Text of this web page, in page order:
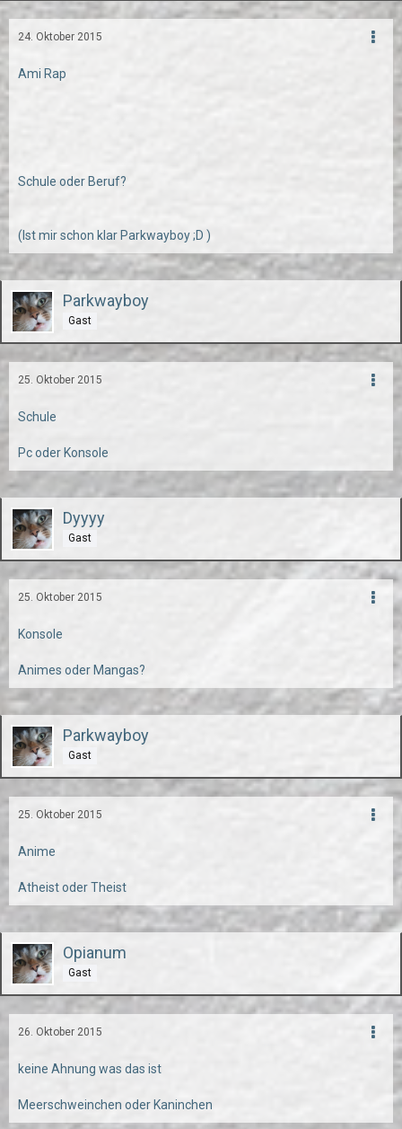
24. Oktober 2015
Ami Rap
Schule oder Beruf?
(Ist mir schon klar Parkwayboy ;D )
Parkwayboy
Gast
25. Oktober 2015
Schule
Pc oder Konsole
Dyyyy
Gast
25. Oktober 2015
Konsole
Animes oder Mangas?
Parkwayboy
Gast
25. Oktober 2015
Anime
Atheist oder Theist
Opianum
Gast
26. Oktober 2015
keine Ahnung was das ist
Meerschweinchen oder Kaninchen